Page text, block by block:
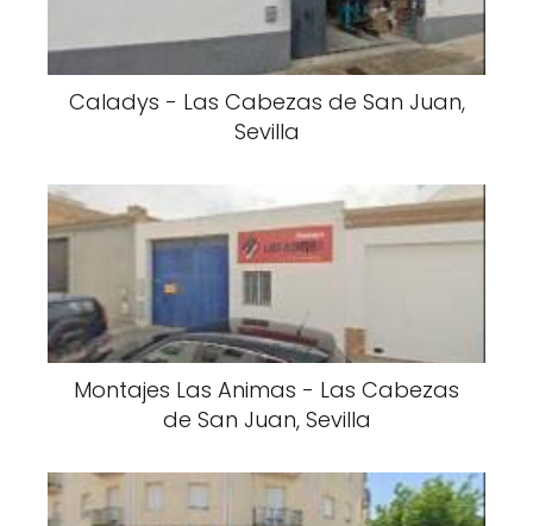
Caladys - Las Cabezas de San Juan,
Sevilla
Montajes Las Animas - Las Cabezas
de San Juan, Sevilla